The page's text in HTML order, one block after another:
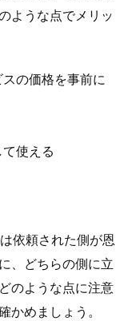
ような点でメリッ
の価格を事前に
使える
頼された側が恩
、どちらの側に立
のような点に注意
かめましょう。